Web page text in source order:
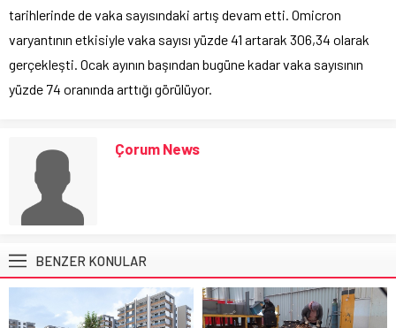
tarihlerinde de vaka sayısındaki artış devam etti. Omicron
varyantının etkisiyle vaka sayısı yüzde 41 artarak 306,34 olarak
gerçekleşti. Ocak ayının başından bugüne kadar vaka sayısının
yüzde 74 oranında arttığı görülüyor.
Çorum News
BENZER KONULAR